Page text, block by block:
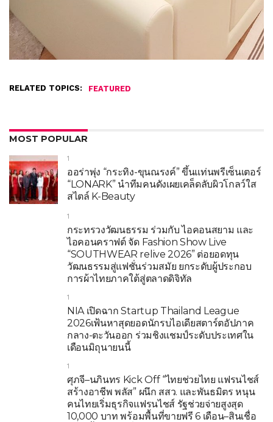
RELATED TOPICS: FEATURED
MOST POPULAR
1
ออร่าพุ่ง “กระทิง-ขุนณรงค์” ขึ้นแท่นพรีเซ็นเตอร์
“LONARK” นำทีมคนดังเผยเคล็ดลับผิวโกลว์ใส
สไตล์ K-Beauty
1
กระทรวงวัฒนธรรม ร่วมกับ ไอคอนสยาม และ
ไอคอนคราฟต์ จัด Fashion Show Live
“SOUTHWEAR relive 2026” ต่อยอดทุน
วัฒนธรรมสู่แฟชั่นร่วมสมัย ยกระดับผู้ประกอบ
การผ้าไทยภาคใต้สู่ตลาดดิจิทัล
1
NIA เปิดฉาก Startup Thailand League
2026เฟ้นหาสุดยอดนักรบไอเดียสตาร์ตอัปภาค
กลาง-ตะวันออก ร่วมชิงแชมป์ระดับประเทศใน
เดือนมิถุนายนนี้
1
ศุภจี–นภินทร Kick Off “ไทยช่วยไทย แฟรนไชส์
สร้างอาชีพ พลัส” ผนึก สสว. และพันธมิตร หนุน
คนไทยเริ่มธุรกิจแฟรนไชส์ รัฐช่วยจ่ายสูงสุด
10,000 บาท พร้อมพื้นที่ขายฟรี 6 เดือน–สินเชื่อ